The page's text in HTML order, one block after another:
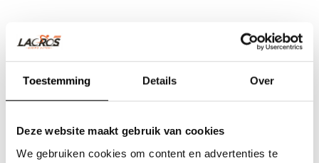
Toestemming Details Over
Deze website maakt gebruik van cookies
We gebruiken cookies om content en advertenties te
Team Lacros
Nieuwe Eerdsebaan 16, 5482 VS Schijndel Nederland